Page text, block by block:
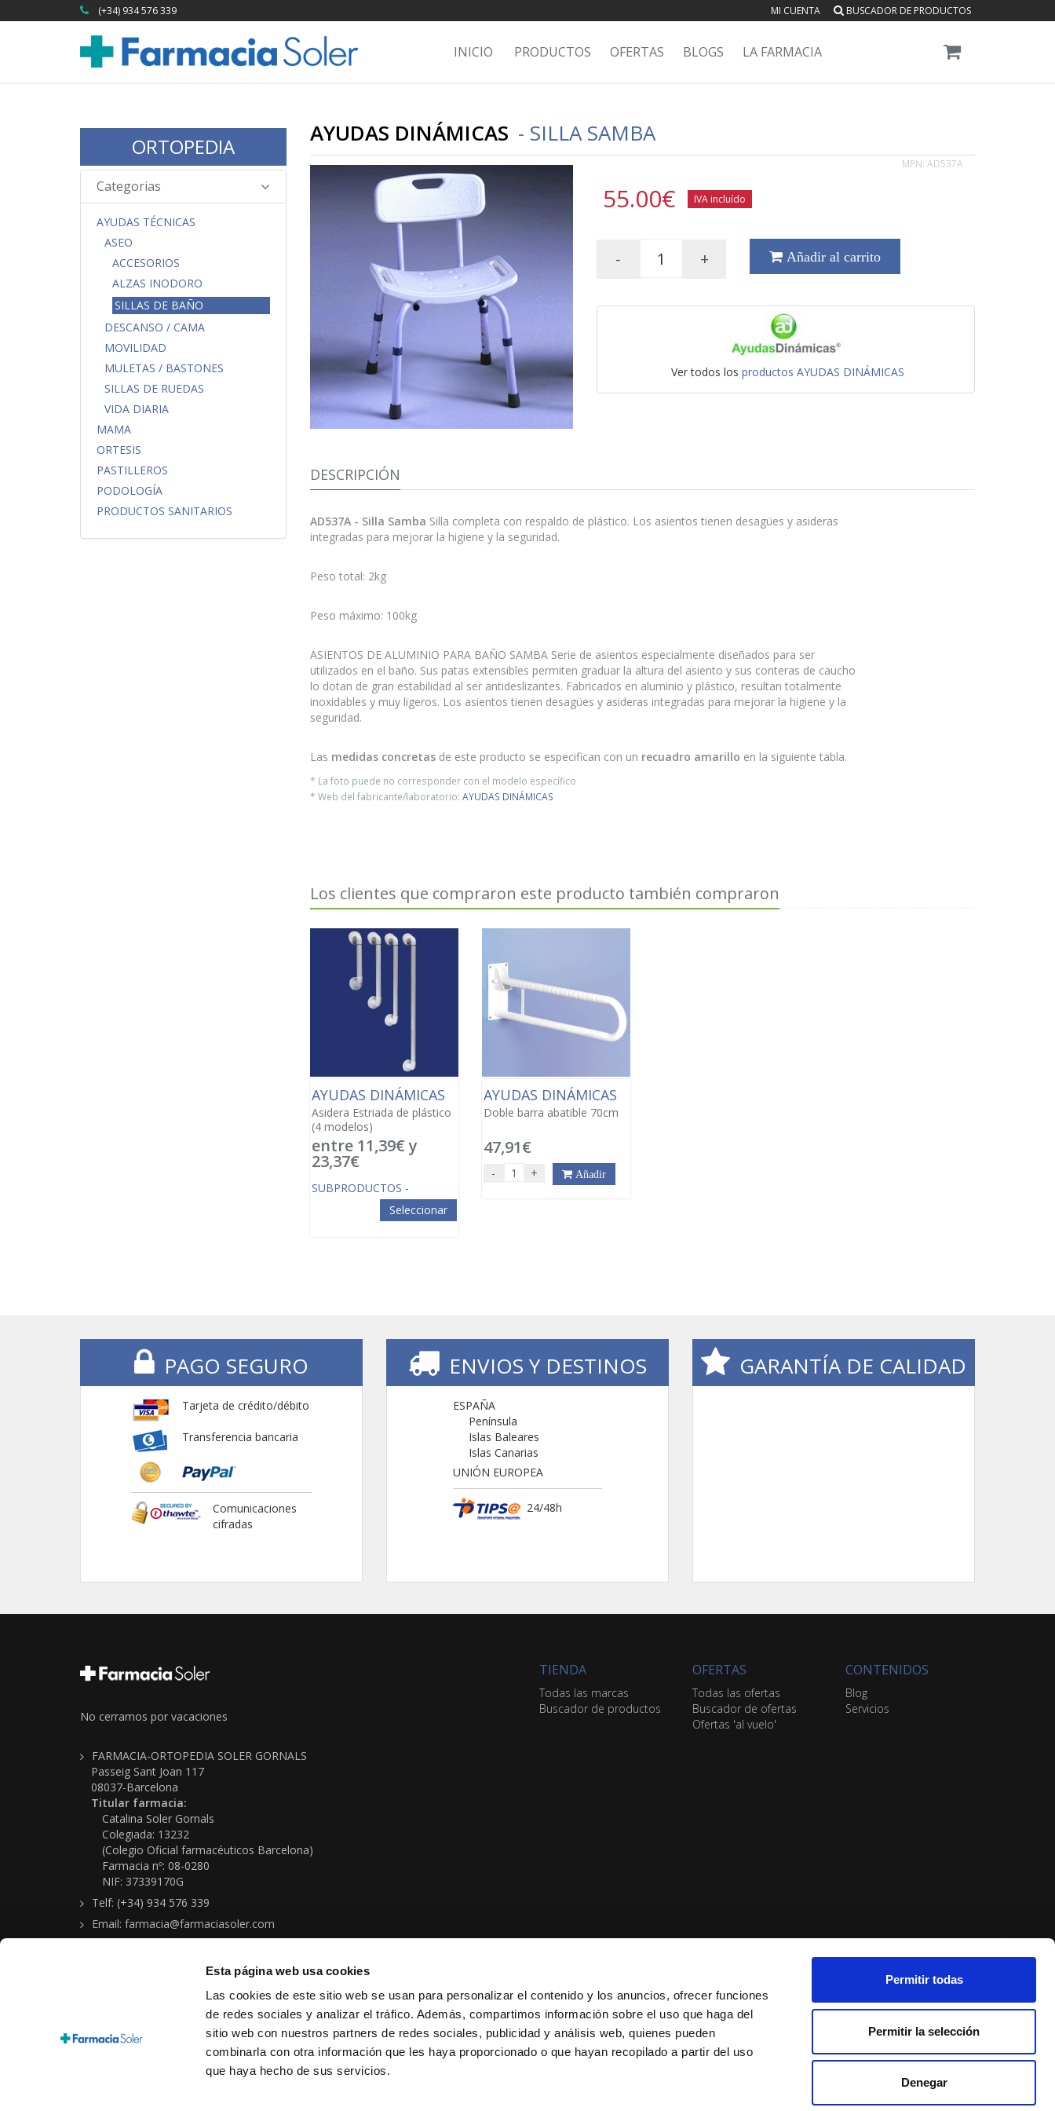
Esta página web usa cookies
Las cookies de este sitio web se usan para personalizar el contenido y los anuncios, ofrecer funciones
de redes sociales y analizar el tráfico. Además, compartimos información sobre el uso que haga del
sitio web con nuestros partners de redes sociales, publicidad y análisis web, quienes pueden
combinarla con otra información que les haya proporcionado o que hayan recopilado a partir del uso
que haya hecho de sus servicios.
Permitir todas
Permitir la selección
Denegar
(+34) 934 576 339 MI CUENTA BUSCADOR DE PRODUCTOS
INICIO PRODUCTOS OFERTAS BLOGS LA FARMACIA
ORTOPEDIA
Categorias
AYUDAS TÉCNICAS
ASEO
ACCESORIOS
ALZAS INODORO
SILLAS DE BAÑO
DESCANSO / CAMA
MOVILIDAD
MULETAS / BASTONES
SILLAS DE RUEDAS
VIDA DIARIA
MAMA
ORTESIS
PASTILLEROS
PODOLOGÍA
PRODUCTOS SANITARIOS
AYUDAS DINÁMICAS - SILLA SAMBA
MPN: AD537A
55.00€ IVA incluído
- + Añadir al carrito
Ver todos losproductos AYUDAS DINÁMICAS
DESCRIPCIÓN
AD537A - Silla Samba Silla completa con respaldo de plástico. Los asientos tienen desagües y asideras
integradas para mejorar la higiene y la seguridad.
Peso total: 2kg
Peso máximo: 100kg
ASIENTOS DE ALUMINIO PARA BAÑO SAMBA Serie de asientos especialmente diseñados para ser
utilizados en el baño. Sus patas extensibles permiten graduar la altura del asiento y sus conteras de caucho
lo dotan de gran estabilidad al ser antideslizantes. Fabricados en aluminio y plástico, resultan totalmente
inoxidables y muy ligeros. Los asientos tienen desagües y asideras integradas para mejorar la higiene y la
seguridad.
Las medidas concretasde este producto se especifican con un recuadro amarillo en la siguiente tabla.
* La foto puede no corresponder con el modelo específico
* Web del fabricante/laboratorio: AYUDAS DINÁMICAS
Los clientes que compraron este producto también compraron
AYUDAS DINÁMICAS
Asidera Estriada de plástico
(4 modelos)
entre 11,39€ y
23,37€
SUBPRODUCTOS -
Seleccionar
AYUDAS DINÁMICAS
Doble barra abatible 70cm
47,91€
- + Añadir
PAGO SEGURO
Tarjeta de crédito/débito
Transferencia bancaria
Comunicaciones
cifradas
ENVIOS Y DESTINOS
ESPAÑA
Península
Islas Baleares
Islas Canarias
UNIÓN EUROPEA
24/48h
GARANTÍA DE CALIDAD
No cerramos por vacaciones
FARMACIA-ORTOPEDIA SOLER GORNALS
Passeig Sant Joan 117
08037-Barcelona
Titular farmacia:
Catalina Soler Gornals
Colegiada: 13232
(Colegio Oficial farmacéuticos Barcelona)
Farmacia nº: 08-0280
NIF: 37339170G
Telf: (+34) 934 576 339
Email: farmacia@farmaciasoler.com
TIENDA
Todas las marcas
Buscador de productos
OFERTAS
Todas las ofertas
Buscador de ofertas
Ofertas 'al vuelo'
CONTENIDOS
Blog
Servicios
Copyright © 2026 Farmacia-Ortopedia Soler Gornals
Política protección de datos personales |Condiciones de venta|Política de